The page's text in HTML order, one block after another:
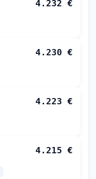
4.232 €
4.230 €
4.223 €
4.215 €